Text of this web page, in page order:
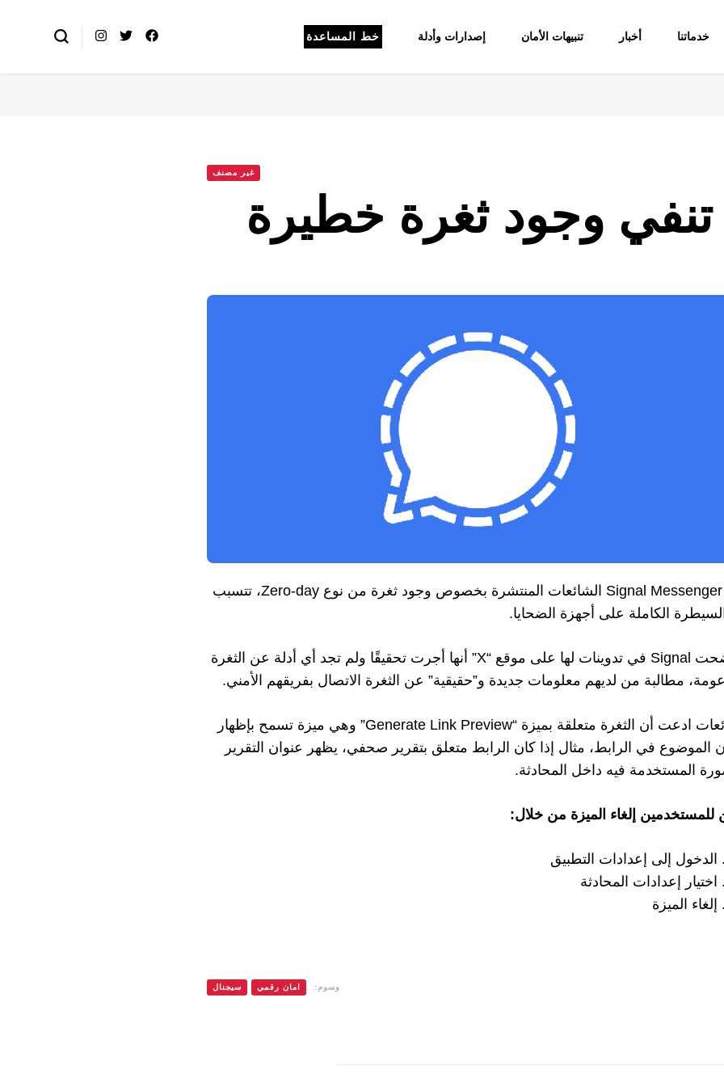
خدماتنا أخبار تنبيهات الأمان إصدارات وأدلة خط المساعدة
غير مصنف
وجود ثغرة خطيرة
نفى Signal Messenger الشائعات المنتشرة بخصوص وجود ثغرة من نوع Zero-day، تتسبب
الكاملة على أجهزة الضحايا.
وأوضحت Signal في تدوينات لها على موقع “X” أنها أجرت تحقيقًا ولم تجد أي أدلة عن الثغرة
مطالبة من لديهم معلومات جديدة و”حقيقية” عن الثغرة الاتصال بفريقهم الأمني.
الشائعات ادعت أن الثغرة متعلقة بميزة “Generate Link Preview” وهي ميزة تسمح بإظهار
الموضوع في الرابط، مثال إذا كان الرابط متعلق بتقرير صحفي، يظهر عنوان التقرير
المستخدمة فيه داخل المحادثة.
للمستخدمين إلغاء الميزة من خلال:
الدخول إلى إعدادات التطبيق
اختيار إعدادات المحادثة
إلغاء الميزة
وسوم: امان رقمي سيجنال